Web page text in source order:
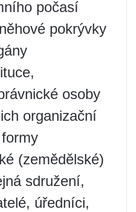
počasí
pokrývky
osoby
organizační
(zemědělské)
sdružení,
úředníci,